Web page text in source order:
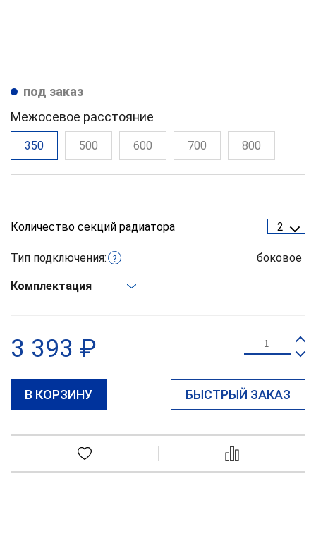
под заказ
Межосевое расстояние
350 500 600 700 800
Количество секций радиатора 2
Тип подключения: ? боковое
Комплектация
3 393 ₽
В КОРЗИНУ БЫСТРЫЙ ЗАКАЗ